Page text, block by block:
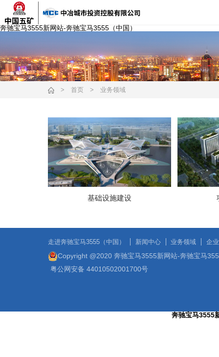
奔驰宝马3555新网站-奔驰宝马3555（中国）
> 首页 > 业务领域
基础设施建设
走进奔驰宝马3555（中国） 新闻中心 业务领域 企
Copyright @2020 奔驰宝马3555新网站-奔驰宝马
粤公网安备 44010502001700号
奔驰宝马3555